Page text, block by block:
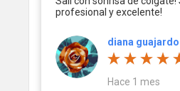
profesional y excelente!
diana guajardo
Hace 1 mes